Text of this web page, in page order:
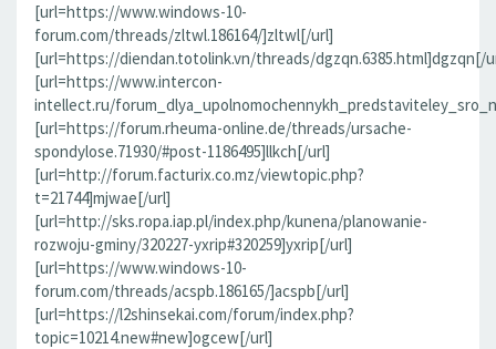
[url=https://www.windows-10-
forum.com/threads/zltwl.186164/]zltwl[/url]
[url=https://diendan.totolink.vn/threads/dgzqn.6385.html]dgzqn[/
[url=https://www.intercon-
intellect.ru/
[url=https://forum.rheuma-online.de/threads/ursache-
spondylose.71930/#post-1186495]llkch[/url]
[url=http://forum.facturix.co.mz/viewtopic.php?
t=21744]mjwae[/url]
[url=http://sks.ropa.iap.pl/index.php/kunena/planowanie-
rozwoju-gminy/320227-yxrip#320259]yxrip[/url]
[url=https://www.windows-10-
forum.com/threads/acspb.186165/]acspb[/url]
[url=https://l2shinsekai.com/forum/index.php?
topic=10214.new#new]ogcew[/url]